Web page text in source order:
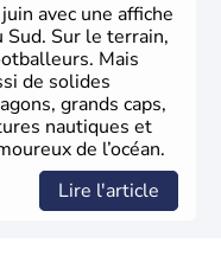
avec une affiche
Sur le terrain,
Mais
de solides
grands caps,
nautiques et
de l’océan.
Lire l'article